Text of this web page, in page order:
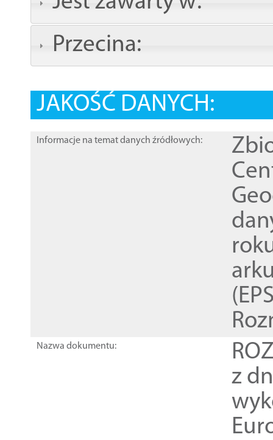
Przecina:
JAKOŚĆ DANYCH:
Informacje na temat danych źródłowych:
Nazwa dokumentu:
z